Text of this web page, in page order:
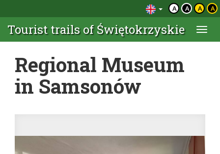
A A A A
Tourist trails of Świętokrzyskie
Regional Museum
in Samsonów